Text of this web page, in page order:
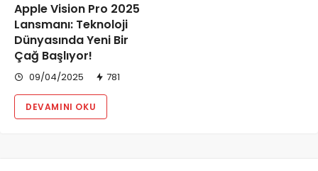
Apple Vision Pro 2025
Lansmanı: Teknoloji
Dünyasında Yeni Bir
Çağ Başlıyor!
09/04/2025 781
DEVAMINI OKU